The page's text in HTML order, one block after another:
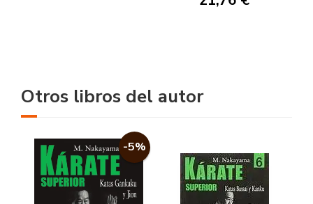
Otros libros del autor
-5%